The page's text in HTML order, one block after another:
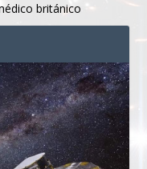
británico